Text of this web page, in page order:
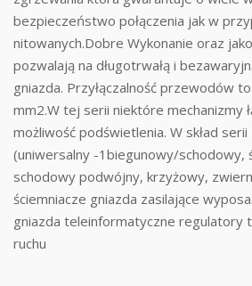
bezpieczeństwo połączenia jak w
nitowanych.Dobre Wykonanie oraz
pozwalają na długotrwałą i
gniazda. Przyłączalność przewodów
mm2.W tej serii niektóre mechanizmy
możliwość podświetlenia. W skład serii
(uniwersalny -1biegunowy/schodowy,
schodowy podwójny, krzyżowy,
ściemniacze gniazda zasilające
gniazda teleinformatyczne regulatory
ruchu